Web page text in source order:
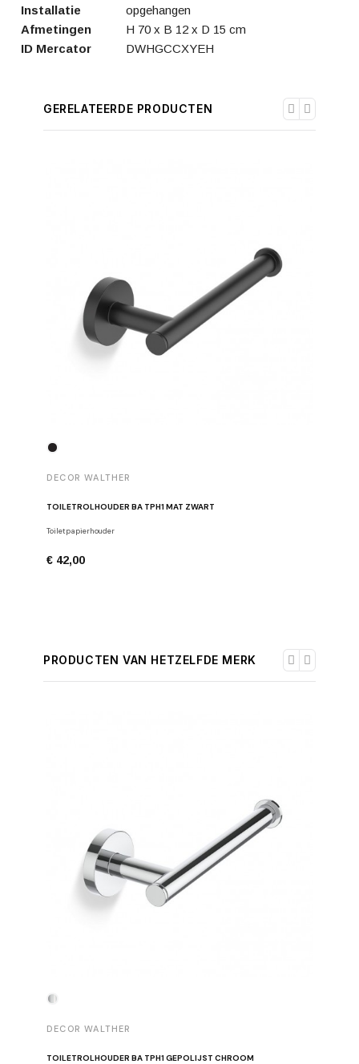
Installatie
opgehangen
Afmetingen
H 70 x B 12 x D 15 cm
ID Mercator
DWHGCCXYEH
GERELATEERDE PRODUCTEN
DECOR WALTHER
TOILETROLHOUDER BA TPH1 MAT ZWART
Toiletpapierhouder
€ 42,00
PRODUCTEN VAN HETZELFDE MERK
DECOR WALTHER
TOILETROLHOUDER BA TPH1 GEPOLIJST CHROOM